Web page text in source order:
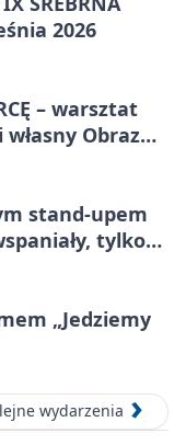
2026
– warsztat
Obraz
stand-upem
tylko
„Jedziemy
wydarzenia